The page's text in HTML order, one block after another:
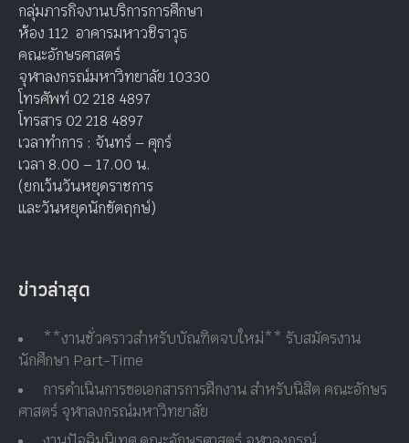
กลุ่มภารกิจงานบริการการศึกษา
ห้อง 112 อาคารมหาวชิราวุธ
คณะอักษรศาสตร์
จุฬาลงกรณ์มหาวิทยาลัย 10330
โทรศัพท์ 02 218 4897
โทรสาร 02 218 4897
เวลาทำการ : จันทร์ – ศุกร์
เวลา 8.00 – 17.00 น.
(ยกเว้นวันหยุดราชการ
และวันหยุดนักขัตฤกษ์)
ข่าวล่าสุด
**งานชั่วคราวสำหรับบัณฑิตจบใหม่** รับสมัครงาน
นักศึกษา Part-Time
การดำเนินการขอเอกสารการฝึกงาน สำหรับนิสิต คณะอักษร
ศาสตร์ จุฬาลงกรณ์มหาวิทยาลัย